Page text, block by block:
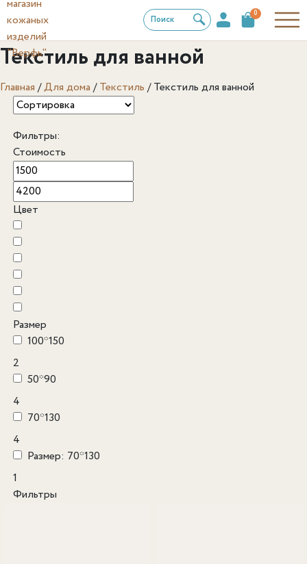
Поиск
0
Текстиль для ванной
Главная /Для дома /Текстиль /Текстиль для ванной
Фильтры:
Стоимость
Цвет
Размер
100*150
2
50*90
4
70*130
4
Размер: 70*130
1
Фильтры